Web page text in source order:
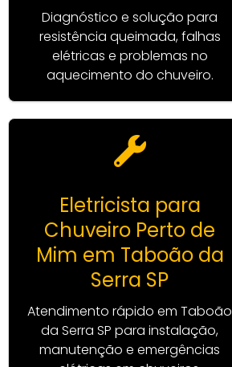
Diagnóstico e solução para
resistência queimada, falhas
elétricas e problemas no
aquecimento do chuveiro.
Eletricista para
Chuveiro Perto de
Mim em Taboão da
Serra SP
Atendimento rápido em Taboão
da Serra SP para instalação,
manutenção e emergências